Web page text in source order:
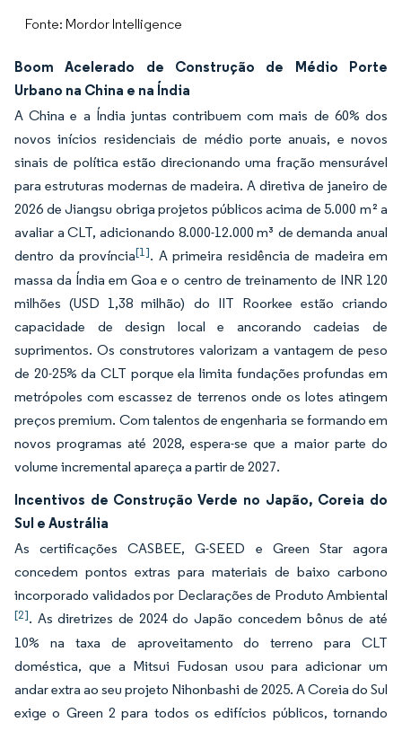
Fonte: Mordor Intelligence
Boom Acelerado de Construção de Médio Porte
Urbano na China e na Índia
A China e a Índia juntas contribuem com mais de 60% dos
novos inícios residenciais de médio porte anuais, e novos
sinais de política estão direcionando uma fração mensurável
para estruturas modernas de madeira. A diretiva de janeiro de
2026 de Jiangsu obriga projetos públicos acima de 5.000 m² a
avaliar a CLT, adicionando 8.000-12.000 m³ de demanda anual
dentro da província[1]. A primeira residência de madeira em
massa da Índia em Goa e o centro de treinamento de INR 120
milhões (USD 1,38 milhão) do IIT Roorkee estão criando
capacidade de design local e ancorando cadeias de
suprimentos. Os construtores valorizam a vantagem de peso
de 20-25% da CLT porque ela limita fundações profundas em
metrópoles com escassez de terrenos onde os lotes atingem
preços premium. Com talentos de engenharia se formando em
novos programas até 2028, espera-se que a maior parte do
volume incremental apareça a partir de 2027.
Incentivos de Construção Verde no Japão, Coreia do
Sul e Austrália
As certificações CASBEE, G-SEED e Green Star agora
concedem pontos extras para materiais de baixo carbono
incorporado validados por Declarações de Produto Ambiental
[2]. As diretrizes de 2024 do Japão concedem bônus de até
10% na taxa de aproveitamento do terreno para CLT
doméstica, que a Mitsui Fudosan usou para adicionar um
andar extra ao seu projeto Nihonbashi de 2025. A Coreia do Sul
exige o Green 2 para todos os edifícios públicos, tornando